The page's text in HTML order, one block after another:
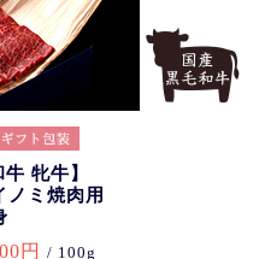
牝牛】
ミ焼肉用
円 / 100g